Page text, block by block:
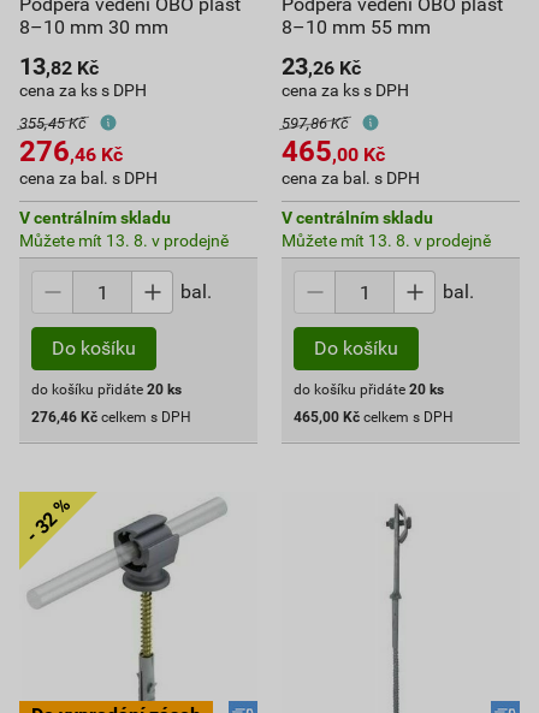
8–10 mm 30 mm
13,82 Kč
cena za ks s DPH
355,45 Kč
276,46 Kč
cena za bal. s DPH
V centrálním skladu
Můžete mít 13. 8. v prodejně
bal.
Do košíku
do košíku přidáte 20 ks
276,46 Kč celkem s DPH
8–10 mm 55 mm
23,26 Kč
cena za ks s DPH
597,86 Kč
465,00 Kč
cena za bal. s DPH
V centrálním skladu
Můžete mít 13. 8. v prodejně
bal.
Do košíku
do košíku přidáte 20 ks
465,00 Kč celkem s DPH